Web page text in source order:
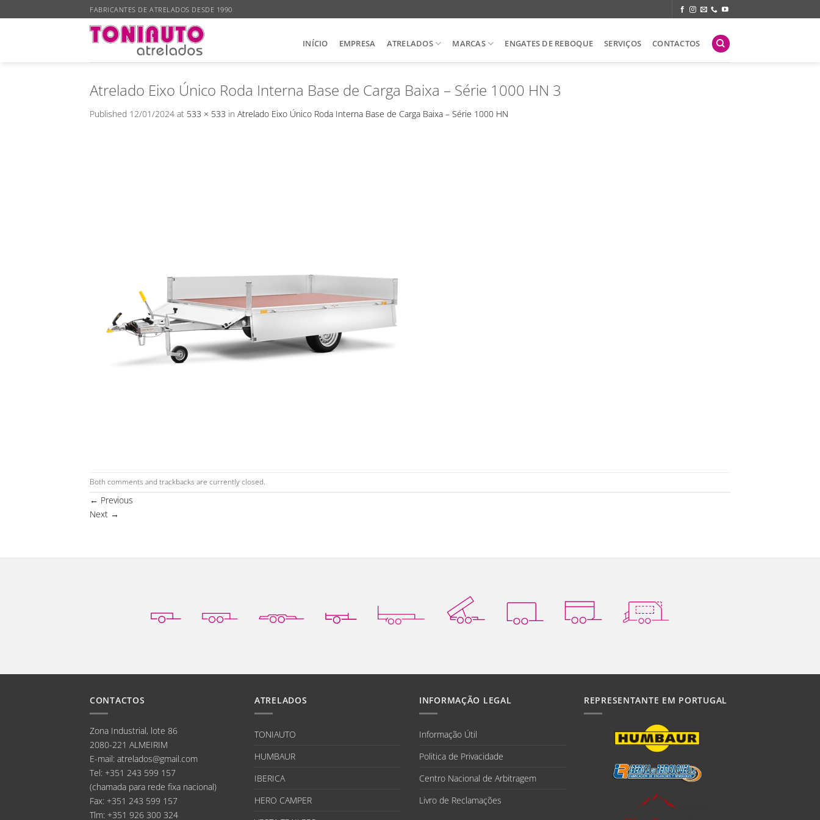
to
FABRICANTES DE ATRELADOS DESDE 1990
INÍCIO EMPRESA ATRELADOS MARCAS ENGATES DE REBOQUE SERVIÇOS CONTACTOS
Atrelado Eixo Único Roda Interna Base de Carga Baixa – Série 1000 HN 3
Published 12/01/2024 at 533 × 533 in Atrelado Eixo Único Roda Interna Base de Carga Baixa – Série 1000 HN
Both comments and trackbacks are currently closed.
← Previous
Next →
CONTACTOS
Zona Industrial, lote 86
2080-221 ALMEIRIM
E-mail: atrelados@gmail.com
Tel: +351 243 599 157
(chamada para rede fixa nacional)
Fax: +351 243 599 157
Tlm: +351 926 300 324
ATRELADOS
TONIAUTO
HUMBAUR
IBERICA
HERO CAMPER
INFORMAÇÃO LEGAL
Informação Útil
Politica de Privacidade
Centro Nacional de Arbitragem
Livro de Reclamações
REPRESENTANTE EM PORTUGAL